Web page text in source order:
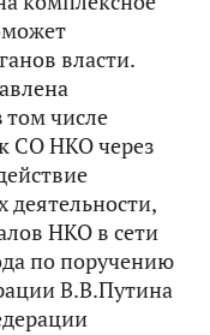
власти.
числе
СО НКО через
деятельности,
НКО в сети
по поручению
В.В.Путина